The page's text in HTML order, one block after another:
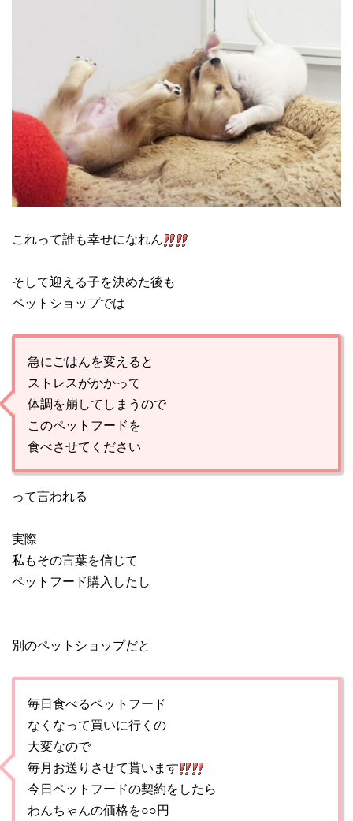
これって誰も幸せになれん
そして迎える子を決めた後も
ペットショップでは
急にごはんを変えると
ストレスがかかって
体調を崩してしまうので
このペットフードを
食べさせてください
って言われる
実際
私もその言葉を信じて
ペットフード購入したし
別のペットショップだと
毎日食べるペットフード
なくなって買いに行くの
大変なので
毎月お送りさせて貰います
今日ペットフードの契約をしたら
わんちゃんの価格を○○円